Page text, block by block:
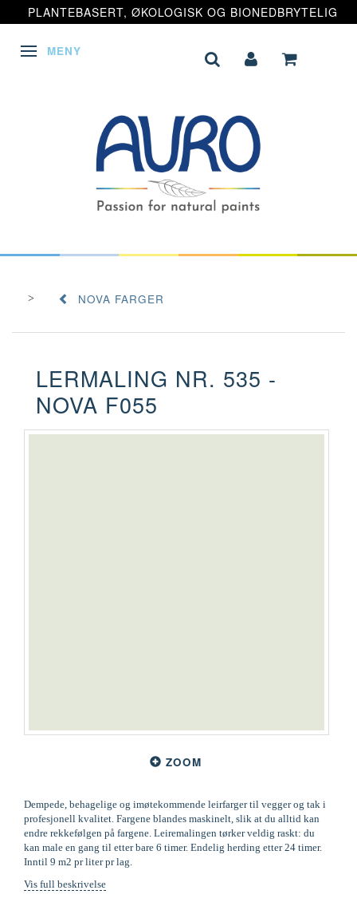
PLANTEBASERT, ØKOLOGISK OG BIONEDBRYTELIG
VEKSLE NAVIGASJON
MENY
NOVA FARGER
LERMALING NR. 535 -
NOVA F055
ZOOM
Dempede, behagelige og imøtekommende leirfarger til vegger og tak i
profesjonell kvalitet. Fargene blandes maskinelt, slik at du alltid kan
endre rekkefølgen på fargene. Leiremalingen tørker veldig raskt: du
kan male en gang til etter bare 6 timer. Endelig herding etter 24 timer.
Inntil 9 m2 pr liter pr lag.
Vis full beskrivelse